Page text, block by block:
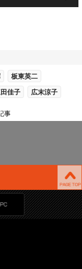
板東英二
佳子 広末涼子
事